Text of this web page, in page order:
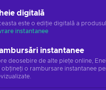
digitală
este o ediție digitală a
instantanee
instantanee
deosebire de alte piețe online,
obțineți o rambursare instantanee